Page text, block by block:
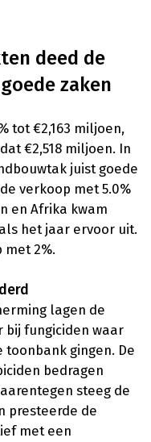
deed de
zaken
tot €2,163 miljoen,
€2,518 miljoen. In
juist goede
verkoop met 5.0%
en Afrika kwam
het jaar ervoor uit.
met 2%.
lagen de
bij fungiciden waar
gingen. De
bedragen
steeg de
presteerde de
met een